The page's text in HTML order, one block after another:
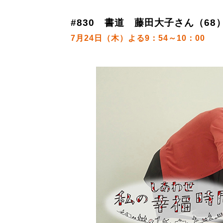
#830 書道 藤田大子さん（68
7月24日（木）よる9：54～10：00